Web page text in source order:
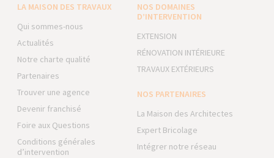
LA MAISON DES TRAVAUX
Qui sommes-nous
Actualités
Notre charte qualité
Partenaires
Trouver une agence
Devenir franchisé
Foire aux Questions
Conditions générales
d’intervention
NOS DOMAINES
D’INTERVENTION
EXTENSION
RÉNOVATION INTÉRIEURE
TRAVAUX EXTÉRIEURS
NOS PARTENAIRES
La Maison des Architectes
Expert Bricolage
Intégrer notre réseau